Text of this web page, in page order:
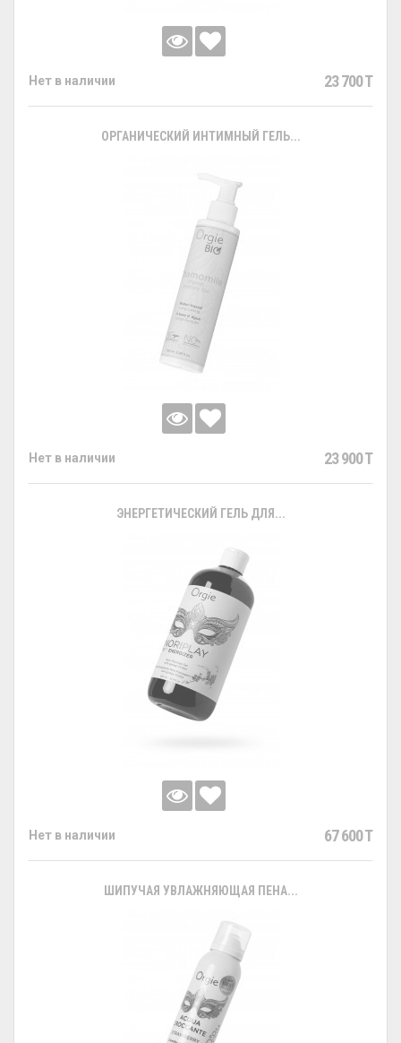
Нет в наличии 23 700 T
ОРГАНИЧЕСКИЙ ИНТИМНЫЙ ГЕЛЬ...
Нет в наличии 23 900 T
ЭНЕРГЕТИЧЕСКИЙ ГЕЛЬ ДЛЯ...
Нет в наличии 67 600 T
ШИПУЧАЯ УВЛАЖНЯЮЩАЯ ПЕНА...